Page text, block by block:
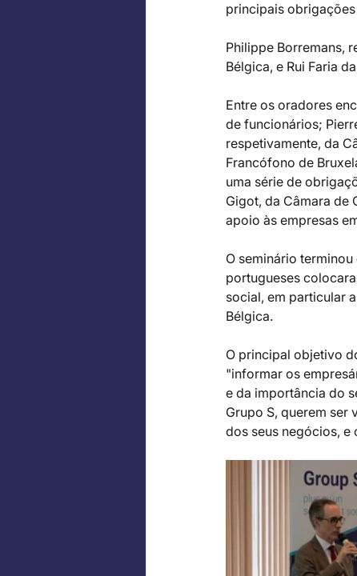
principais
Philippe Borremans,
Bélgica, e Rui Faria
Entre os oradores
de funcionários;
respetivamente, da
Francófono de
uma série de
Gigot, da Câmara de
apoio às empresas
O seminário
portugueses
social, em particular
Bélgica.
O principal objetivo
"informar os
e da importância do
Grupo S, querem
dos seus negócios, e